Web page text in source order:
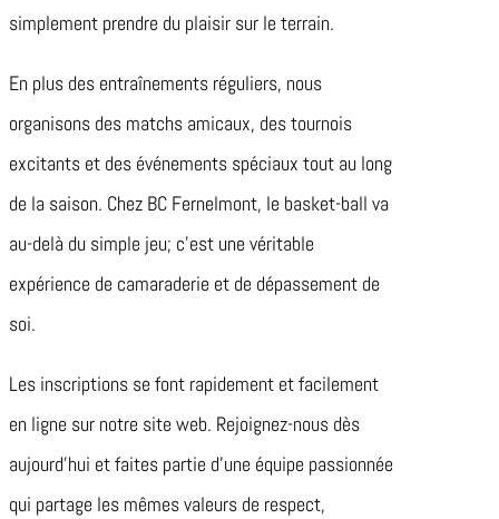
simplement prendre du plaisir sur le terrain.
En plus des entraînements réguliers, nous
organisons des matchs amicaux, des tournois
excitants et des événements spéciaux tout au long
de la saison. Chez BC Fernelmont, le basket-ball va
au-delà du simple jeu; c’est une véritable
expérience de camaraderie et de dépassement de
soi.
Les inscriptions se font rapidement et facilement
en ligne sur notre site web. Rejoignez-nous dès
aujourd’hui et faites partie d’une équipe passionnée
qui partage les mêmes valeurs de respect,